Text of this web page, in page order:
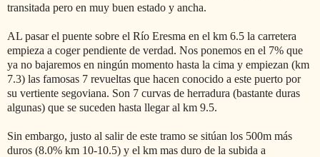
transitada pero en muy buen estado y ancha.
AL pasar el puente sobre el Río Eresma en el km 6.5 la carretera
empieza a coger pendiente de verdad. Nos ponemos en el 7% que
ya no bajaremos en ningún momento hasta la cima y empiezan (km
7.3) las famosas 7 revueltas que hacen conocido a este puerto por
su vertiente segoviana. Son 7 curvas de herradura (bastante duras
algunas) que se suceden hasta llegar al km 9.5.
Sin embargo, justo al salir de este tramo se sitúan los 500m más
duros (8.0% km 10-10.5) y el km mas duro de la subida a